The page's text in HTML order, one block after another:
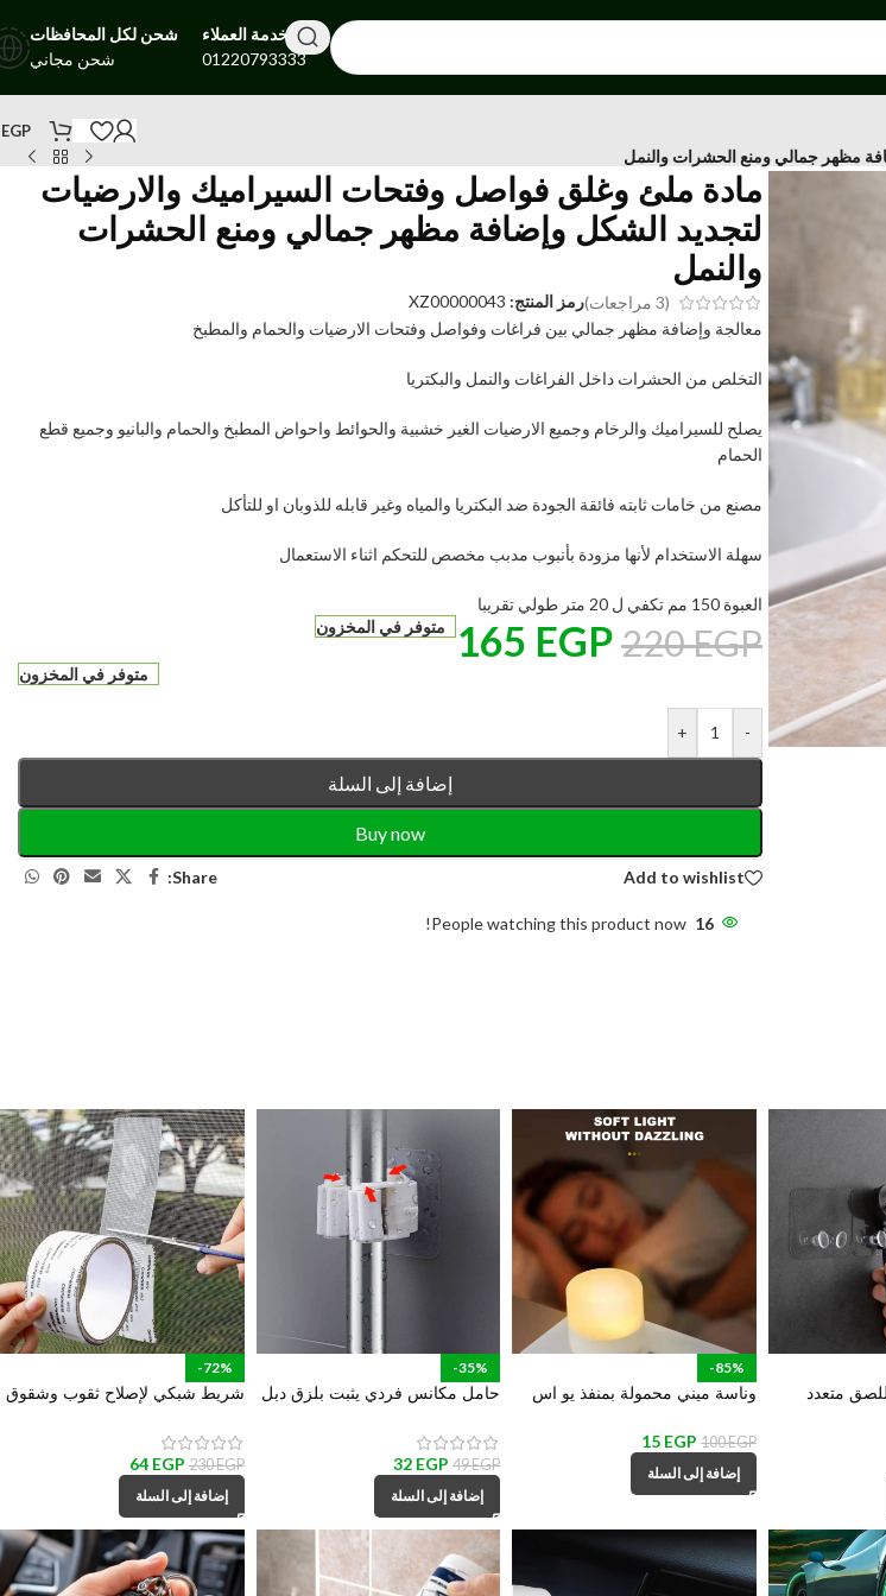
خدمة العملاء
01220793333
شحن لكل المحافظات
شحن مجاني
EGP
مظهر جمالي ومنع الحشرات والنمل
مادة ملئ وغلق فواصل وفتحات السيراميك والارضيات
لتجديد الشكل وإضافة مظهر جمالي ومنع الحشرات
والنمل
(
3مراجعات)رمز المنتج: XZ00000043
معالجة وإضافة مظهر جمالي بين فراغات وفواصل وفتحات الارضيات والحمام والمطبخ
التخلص من الحشرات داخل الفراغات والنمل والبكتريا
يصلح للسيراميك والرخام وجميع الارضيات الغير خشبية والحوائط واحواض المطبخ والحمام والبانيو وجميع قطع
الحمام
مصنع من خامات ثابته فائقة الجودة ضد البكتريا والمياه وغير قابله للذوبان او للتأكل
سهلة الاستخدام لأنها مزودة بأنبوب مدبب مخصص للتحكم اثناء الاستعمال
العبوة 150 مم تكفي ل 20 متر طولي تقريبا
220EGP
165 EGP متوفر في المخزون
متوفر في المخزون
-
+
إضافة إلى السلة
Buy now
Add to wishlist
Share:
16
People watching this product now!
متعدد
-85%
وناسة ميني محمولة بمنفذ يو اس
100EGP
15 EGP
إضافة إلى السلة
-35%
حامل مكانس فردي يثبت بلزق دبل
49EGP
32 EGP
إضافة إلى السلة
-72%
شريط شبكي لإصلاح ثقوب وشقوق
230EGP
64 EGP
إضافة إلى السلة